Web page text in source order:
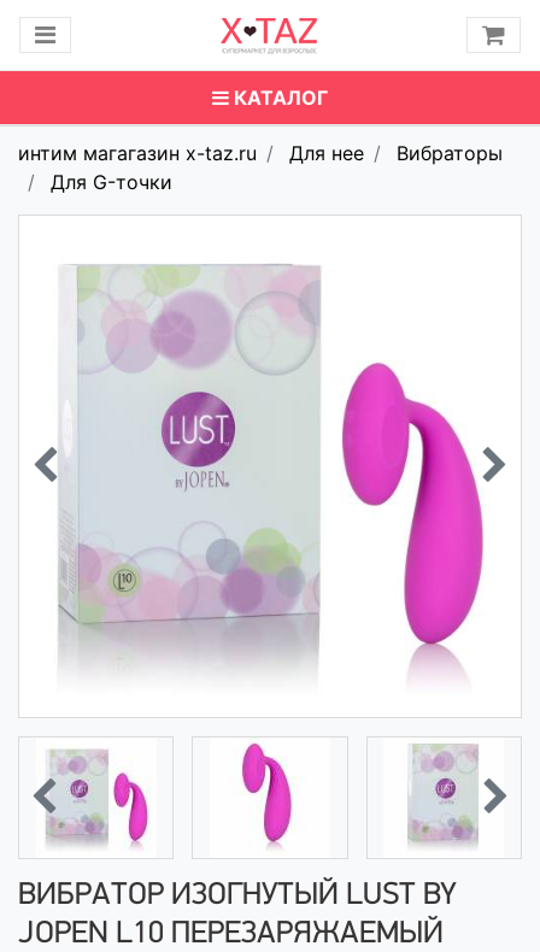
КАТАЛОГ
интим магагазин x-taz.ru Для нее
Вибраторы
Для G-точки
ВИБРАТОР ИЗОГНУТЫЙ LUST BY
JOPEN L10 ПЕРЕЗАРЯЖАЕМЫЙ